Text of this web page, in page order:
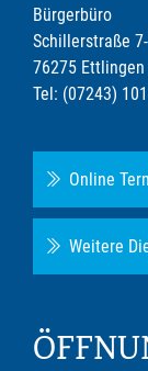
Bürgerbüro
Schillerstraße
76275 Ettlingen
Tel: (07243)
Online
Weitere